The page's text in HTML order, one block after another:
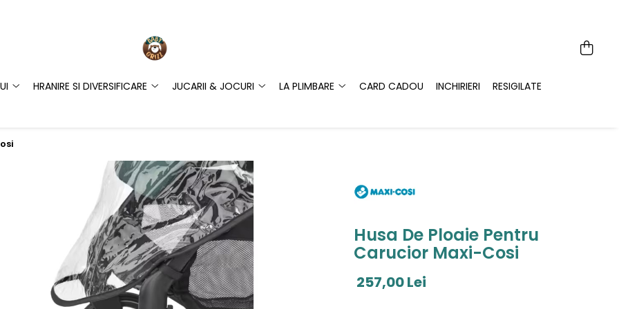
HRANIRE SI DIVERSIFICARE JUCARII & JOCURI LA PLIMBARE CARD CADOU INCHIRIERI
RESIGILATE
Husa De Ploaie Pentru
Carucior Maxi-Cosi
257,00 Lei